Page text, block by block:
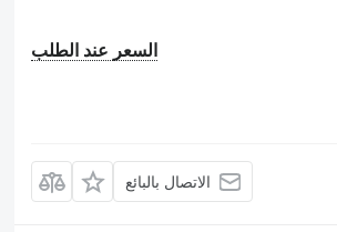
السعر عند الطلب
الاتصال بالبائع